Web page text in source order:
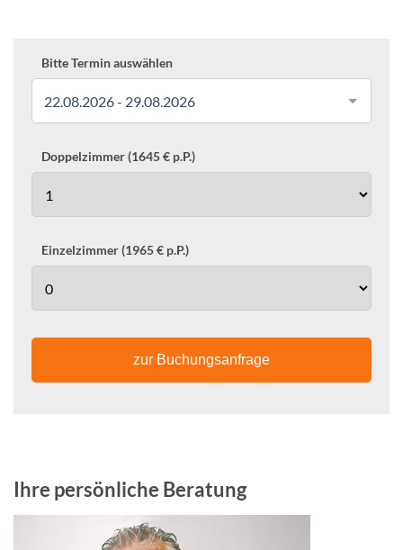
Bitte Termin auswählen
22.08.2026 - 29.08.2026
Doppelzimmer (1645 € p.P.)
Einzelzimmer (1965 € p.P.)
zur Buchungsanfrage
Ihre persönliche Beratung